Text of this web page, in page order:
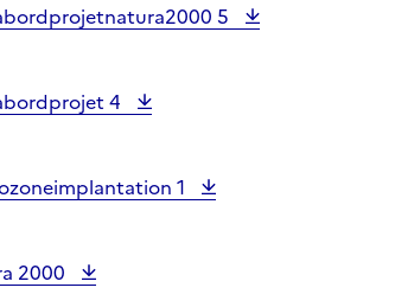
5
4
1
2000